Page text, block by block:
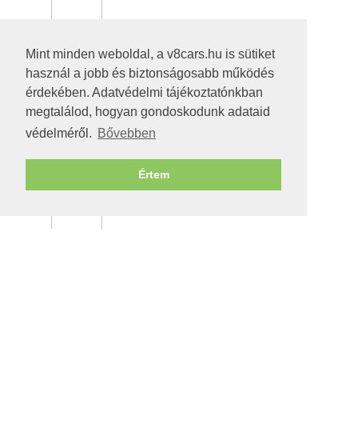
Mint minden weboldal, a v8cars.hu is sütiket
használ a jobb és biztonságosabb működés
érdekében. Adatvédelmi tájékoztatónkban
megtalálod, hogyan gondoskodunk adataid
védelméről. Bővebben
Értem